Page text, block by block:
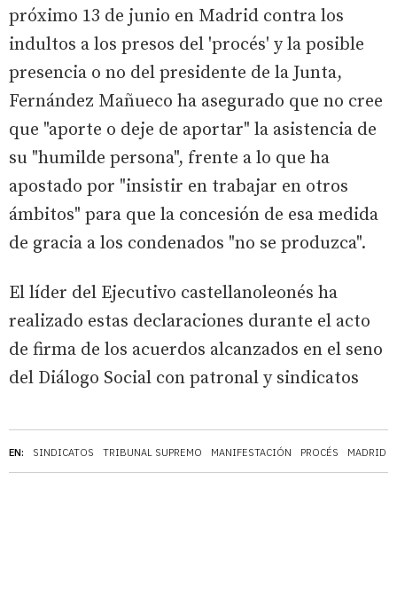
EN: SINDICATOS TRIBUNAL SUPREMO MANIFESTACIÓN PROCÉS MADRID
próximo 13 de junio en Madrid contra los
indultos a los presos del 'procés' y la posible
presencia o no del presidente de la Junta,
Fernández Mañueco ha asegurado que no cree
que "aporte o deje de aportar" la asistencia de
su "humilde persona", frente a lo que ha
apostado por "insistir en trabajar en otros
ámbitos" para que la concesión de esa medida
de gracia a los condenados "no se produzca".
El líder del Ejecutivo castellanoleonés ha
realizado estas declaraciones durante el acto
de firma de los acuerdos alcanzados en el seno
del Diálogo Social con patronal y sindicatos